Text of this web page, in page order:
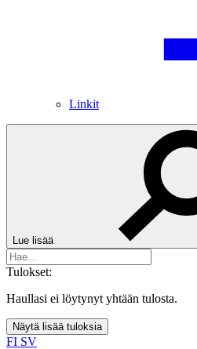
Linkit
Lue lisää
Tulokset:
Haullasi ei löytynyt yhtään tulosta.
Näytä lisää tuloksia
FI SV